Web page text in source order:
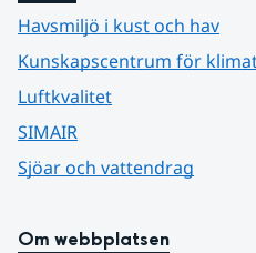
Havsmiljö i kust och hav
Kunskapscentrum för
Luftkvalitet
SIMAIR
Sjöar och vattendrag
Om webbplatsen